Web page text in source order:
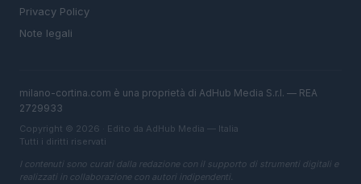
Privacy Policy
Note legali
milano-cortina.com è una proprietà di AdHub Media S.r.l. — REA
2729933
Copyright © 2026 · Edito da AdHub Media — Italia
Tutti i diritti riservati
I contenuti sono curati dalla redazione con il supporto di strumenti digitali e
realizzati in collaborazione con autori indipendenti.